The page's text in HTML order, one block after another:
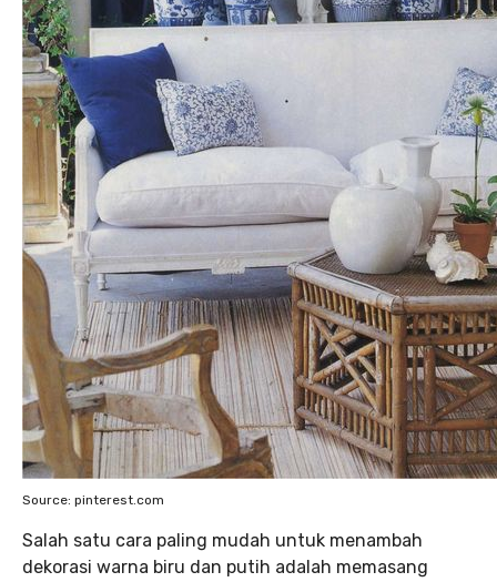
Source: pinterest.com
Salah satu cara paling mudah untuk menambah
dekorasi warna biru dan putih adalah memasang